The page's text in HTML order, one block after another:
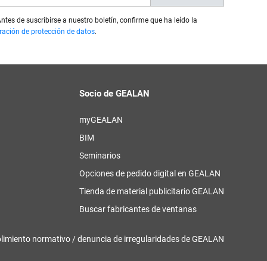
de suscribirse a nuestro boletín, confirme que ha leído la
de protección de datos.
Socio de GEALAN
myGEALAN
BIM
Seminarios
Opciones de pedido digital en GEALAN
Tienda de material publicitario GEALAN
Buscar fabricantes de ventanas
normativo / denuncia de irregularidades de GEALAN